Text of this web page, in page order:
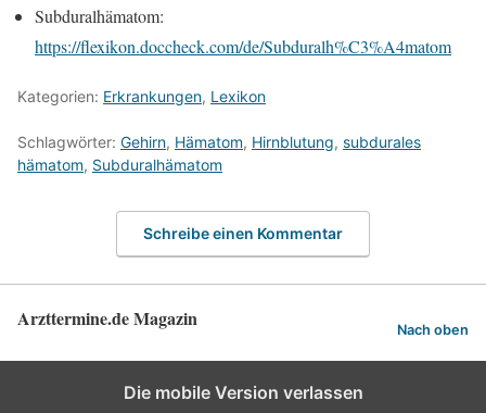
Subduralhämatom:
https://flexikon.doccheck.com/de/Subduralh%C3%A4matom
Kategorien: Erkrankungen, Lexikon
Schlagwörter: Gehirn, Hämatom, Hirnblutung, subdurales
hämatom, Subduralhämatom
Schreibe einen Kommentar
Arzttermine.de Magazin Nach oben
Die mobile Version verlassen